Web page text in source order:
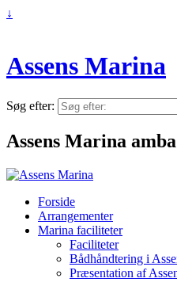
↓
Assens Marina
Søg efter:
Assens Marina
Forside
Arrangementer
Marina faciliteter
Faciliteter
Bådhåndtering i
Præsentation af